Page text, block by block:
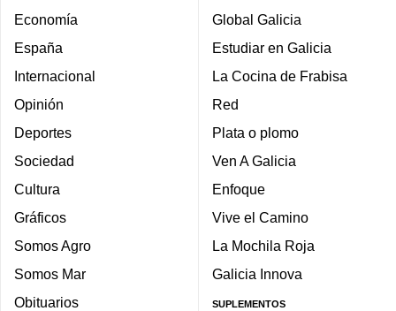
Economía
España
Internacional
Opinión
Deportes
Sociedad
Cultura
Gráficos
Somos Agro
Somos Mar
Obituarios
Global Galicia
Estudiar en Galicia
La Cocina de Frabisa
Red
Plata o plomo
Ven A Galicia
Enfoque
Vive el Camino
La Mochila Roja
Galicia Innova
SUPLEMENTOS